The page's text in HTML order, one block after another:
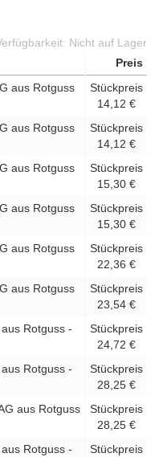
Nicht auf Lager
Preis
aus Rotguss
Stückpreis
14,12 €
aus Rotguss
Stückpreis
14,12 €
aus Rotguss
Stückpreis
15,30 €
aus Rotguss
Stückpreis
15,30 €
aus Rotguss
Stückpreis
22,36 €
aus Rotguss
Stückpreis
23,54 €
Rotguss -
Stückpreis
24,72 €
Rotguss -
Stückpreis
28,25 €
aus Rotguss
Stückpreis
28,25 €
Rotguss -
Stückpreis